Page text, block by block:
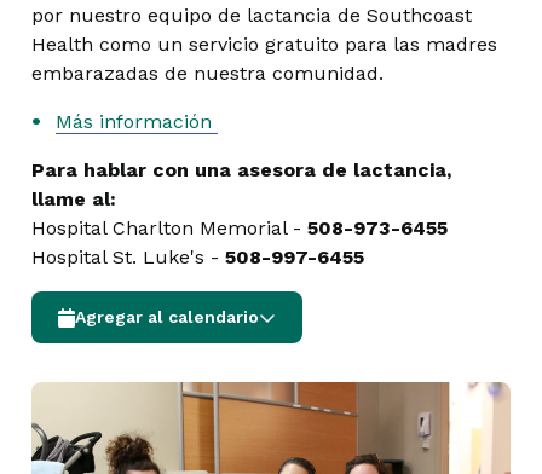
por nuestro equipo de lactancia de Southcoast
Health como un servicio gratuito para las madres
embarazadas de nuestra comunidad.
Más información
Para hablar con una asesora de lactancia,
llame al:
Hospital Charlton Memorial - 508-973-6455
Hospital St. Luke's - 508-997-6455
Agregar al calendario